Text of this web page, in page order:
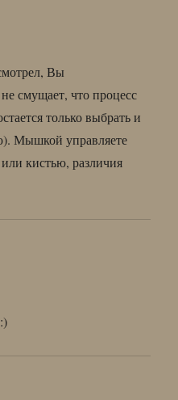
Вы
смущает, что процесс
только выбрать и
Мышкой управляете
кистью, различия